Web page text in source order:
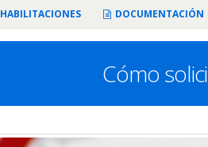
HABILITACIONES DOCUMENTACIÓN
Cómo